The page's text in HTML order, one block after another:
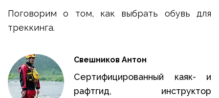
Поговорим о том, как выбрать обувь для
треккинга.
Свешников Антон
Сертифицированный каяк- и
рафтгид, инструктор